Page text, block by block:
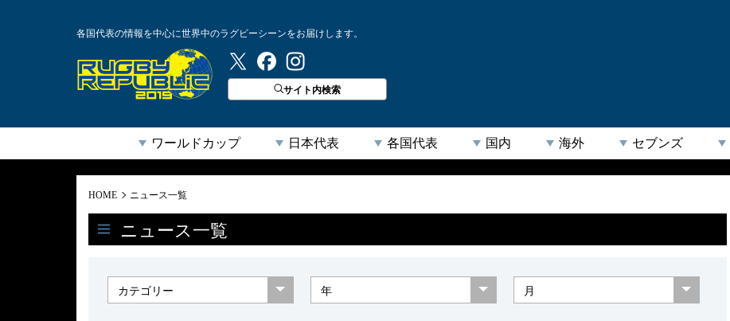
各国代表の情報を中心に世界中のラグビーシーンをお届けします。
ラグビーリパブリック
サイト内検索
ワールドカップ 日本代表 各国代表 国内 海外 セブンズ
HOME ニュース一覧
ニュース一覧